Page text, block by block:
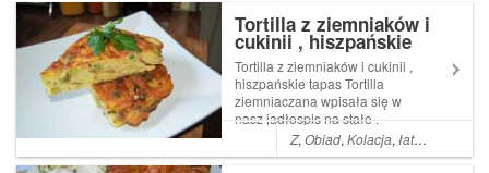
Artykuł Buraczki po wiejsku z
...
Tortilla z ziemniaków i
cukinii , hiszpańskie
tapas
Tortilla z ziemniaków i cukinii ,
hiszpańskie tapas Tortilla
ziemniaczana wpisała się w
nasz jadłospis na stałe .
Kuchnia hiszpańska jest
dobra ale nas jakoś nie
Z,Obiad,Kolacja,łatwe